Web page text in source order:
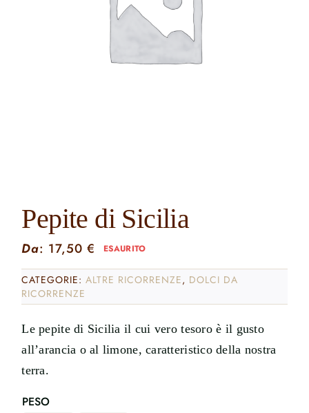
Pepite di Sicilia
Da: 17,50€ ESAURITO
CATEGORIE:ALTRE RICORRENZE, DOLCI DA
RICORRENZE
Le pepite di Sicilia il cui vero tesoro è il gusto
all’arancia o al limone, caratteristico della nostra
terra.
PESO